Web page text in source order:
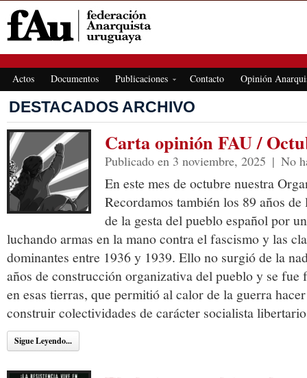
Actos Documentos Publicaciones Contacto Opinión
DESTACADOS ARCHIVO
Carta opinión FAU /
Publicado en 3 noviembre, 2025 | No
En este mes de octubre nuestra
Recordamos también los 89 años
de la gesta del pueblo español por
luchando armas en la mano contra el fascismo y las
dominantes entre 1936 y 1939. Ello no surgió de la
años de construcción organizativa del pueblo y se fue
en esas tierras, que permitió al calor de la guerra
construir colectividades de carácter socialista
Sigue Leyendo...